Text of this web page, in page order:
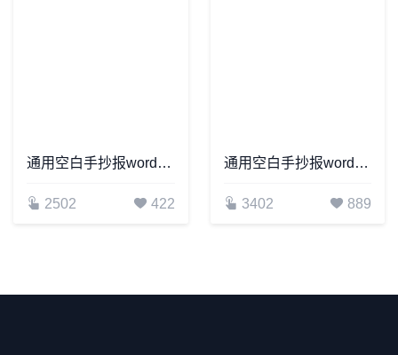
通用空白手抄报word模板(16)
2502 422
通用空白手抄报word模板(4)
3402 889